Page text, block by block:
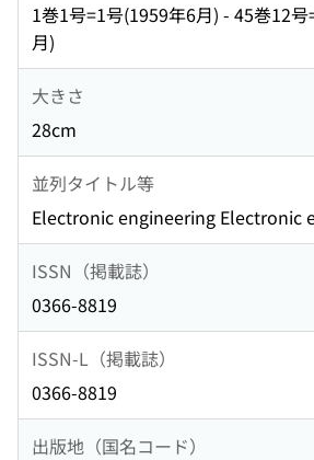
1巻1号=1号(1959年6月) - 45巻12
月)
大きさ
28cm
並列タイトル等
Electronic engineering Electronic
ISSN（掲載誌）
0366-8819
ISSN-L（掲載誌）
0366-8819
出版地（国名コード）